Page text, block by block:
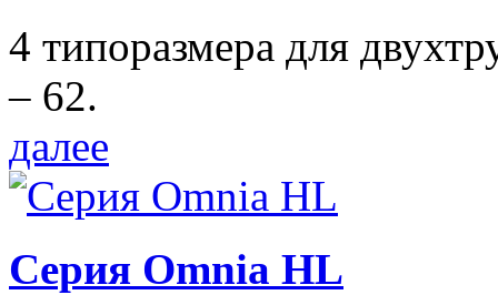
4 типоразмера для
– 62.
далее
Серия Omnia HL